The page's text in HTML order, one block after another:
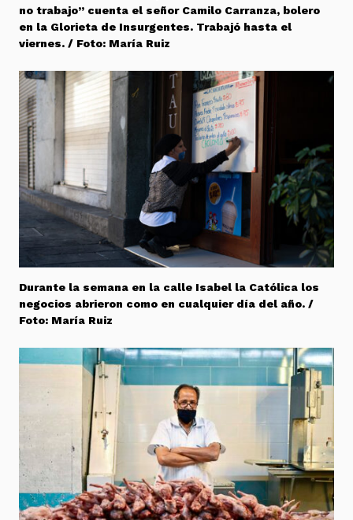
no trabajo” cuenta el señor Camilo Carranza, bolero
en la Glorieta de Insurgentes. Trabajó hasta el
viernes. / Foto: María Ruiz
Durante la semana en la calle Isabel la Católica los
negocios abrieron como en cualquier día del año. /
Foto: María Ruiz